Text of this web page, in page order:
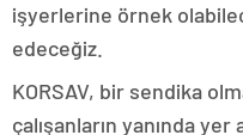
işyerlerine örnek
edeceğiz.
KORSAV, bir sendika
çalışanların yanında yer